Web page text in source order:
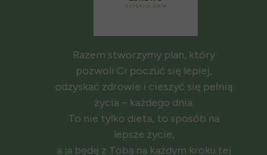
Razem stworzymy plan, który
pozwoli Ci poczuć się lepiej,
odzyskać zdrowie i cieszyć się pełnią
życia – każdego dnia.
To nie tylko dieta, to sposób na
lepsze życie,
a ja będę z Tobą na każdym kroku tej